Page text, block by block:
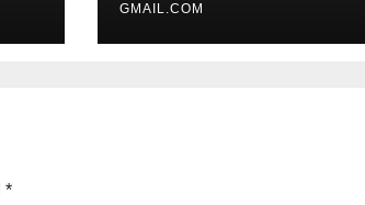
GMAIL.COM
*